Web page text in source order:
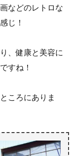
などのレトロな
じ！
、健康と美容に
すね！
ころにありま